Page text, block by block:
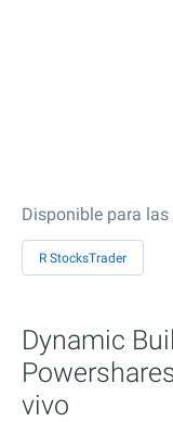
Disponible para
R StocksTrader
Dynamic
vivo